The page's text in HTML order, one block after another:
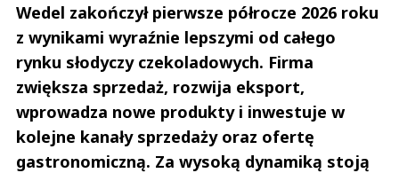
Wedel zakończył pierwsze półrocze 2026 roku
z wynikami wyraźnie lepszymi od całego
rynku słodyczy czekoladowych. Firma
zwiększa sprzedaż, rozwija eksport,
wprowadza nowe produkty i inwestuje w
kolejne kanały sprzedaży oraz ofertę
gastronomiczną. Za wysoką dynamiką stoją